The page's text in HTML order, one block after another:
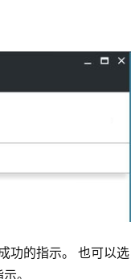
功的指示。 也可以选
。